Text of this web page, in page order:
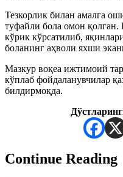
Тезкорлик билан амалга
туфайли бола омон
кўрик кўрсатилиб,
боланинг аҳволи яхши
Мазкур воқеа ижтимоий
кўплаб фойдаланувчилар
билдирмоқда.
Continue Reading